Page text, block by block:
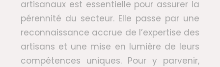
artisanaux est essentielle pour assurer la
pérennité du secteur. Elle passe par une
reconnaissance accrue de l’expertise des
artisans et une mise en lumière de leurs
compétences uniques. Pour y parvenir,